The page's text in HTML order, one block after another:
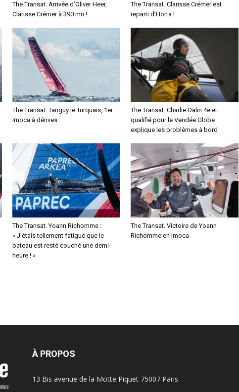
The Transat. Arrivée d’Oliver Heer,
Clarisse Crémer à 390 mn !
The Transat. Clarisse Crémer est
reparti d’Horta !
The Transat. Tanguy le Turquais, 1er
Imoca à dérives
The Transat. Charlie Dalin 4e et
qualifié pour le Vendée Globe
explique les problèmes à bord
The Transat. Yoann Richomme :
« J’étais tellement fatigué que le
bateau est resté couché une demi-
heure ! »
The Transat. Victoire de Yoann
Richomme en Imoca
À PROPOS
13 Bis avenue de la Motte Piquet 75007 Paris